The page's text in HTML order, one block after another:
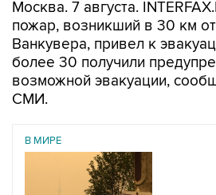
Москва. 7 августа.
пожар, возникший в 30 км
Ванкувера, привел к
более 30 получили
возможной эвакуации,
СМИ.
В МИРЕ